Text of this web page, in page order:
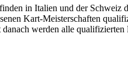
in Italien und der
Kart-Meisterschaften
werden alle